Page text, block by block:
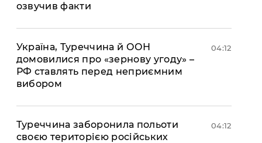
озвучив факти
Україна, Туреччина й ООН
домовилися про «зернову угоду» –
РФ ставлять перед неприємним
вибором
04:12
Туреччина заборонила польоти
своєю територією російських
04:12